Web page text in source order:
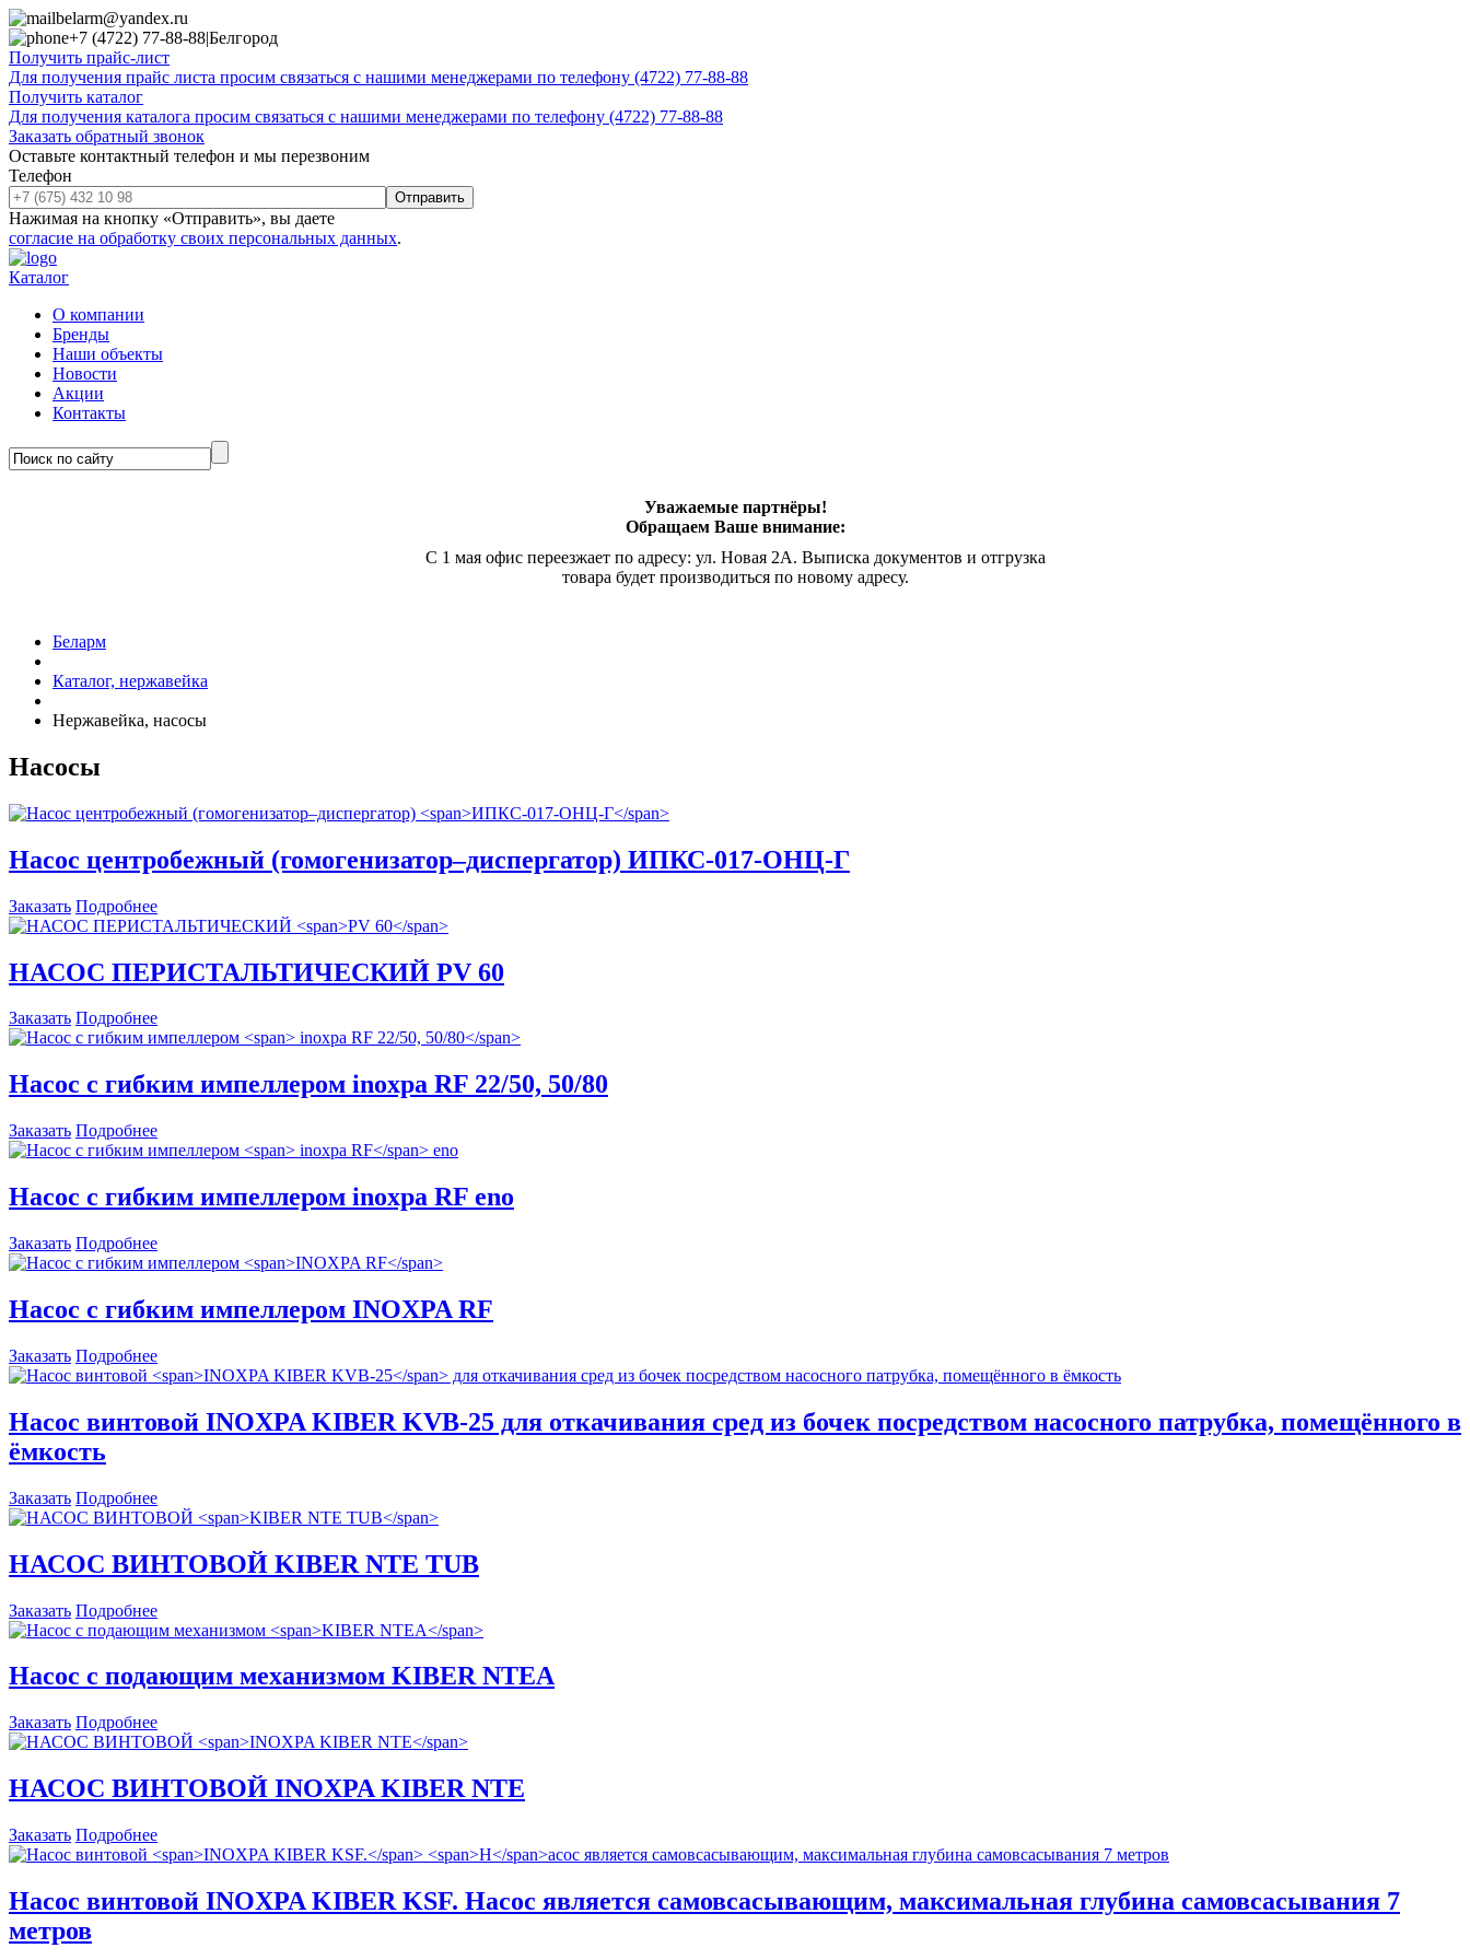
belarm@yandex.ru
+7 (4722) 77-88-88|Белгород
Получить прайс-лист
Для получения прайс листа просим связаться с нашими менеджерами по телефону (4722) 77-88-88
Получить каталог
Для получения каталога просим связаться с нашими менеджерами по телефону (4722) 77-88-88
Заказать обратный звонок
Оставьте контактный телефон и мы перезвоним
Телефон
Отправить
Нажимая на кнопку «Отправить», вы даете
согласие на обработку своих персональных данных.
Каталог
О компании
Бренды
Наши объекты
Новости
Акции
Контакты
Уважаемые партнёры!
Обращаем Ваше внимание:
С 1 мая офис переезжает по адресу: ул. Новая 2А. Выписка документов и отгрузка
товара будет производиться по новому адресу.
Беларм
Каталог, нержавейка
Нержавейка, насосы
Насосы
Насос центробежный (гомогенизатор–диспергатор) ИПКС-017-ОНЦ-Г
Заказать Подробнее
НАСОС ПЕРИСТАЛЬТИЧЕСКИЙ PV 60
Заказать Подробнее
Насос с гибким импеллером inoxpa RF 22/50, 50/80
Заказать Подробнее
Насос с гибким импеллером inoxpa RF eno
Заказать Подробнее
Насос с гибким импеллером INOXPA RF
Заказать Подробнее
Насос винтовой INOXPA KIBER KVB-25 для откачивания сред из бочек посредством насосного патрубка, помещённого в
ёмкость
Заказать Подробнее
НАСОС ВИНТОВОЙ KIBER NTE TUB
Заказать Подробнее
Насос c подающим механизмом KIBER NTEА
Заказать Подробнее
НАСОС ВИНТОВОЙ INOXPA KIBER NTE
Заказать Подробнее
Насос винтовой INOXPA KIBER KSF. Насос является самовсасывающим, максимальная глубина самовсасывания 7
метров